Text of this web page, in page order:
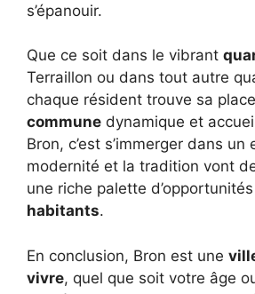
s’épanouir.
Que ce soit dans le vibrant
Terraillon ou dans tout autre
chaque résident trouve sa
commune dynamique et
Bron, c’est s’immerger dans un
modernité et la tradition vont
une riche palette
habitants.
En conclusion, Bron est une
vivre, quel que soit votre âge